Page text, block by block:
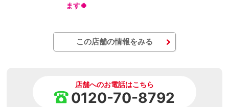
ます🍀
この店舗の情報をみる
店舗へのお電話はこちら
0120-70-8792